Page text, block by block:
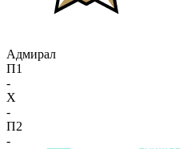
Адмирал
П1
-
X
-
П2
-